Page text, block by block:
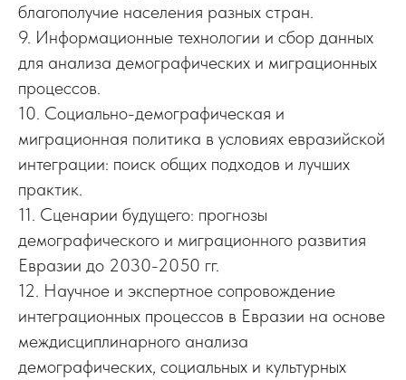
благополучие населения разных стран.
9. Информационные технологии и сбор данных
для анализа демографических и миграционных
процессов.
10. Социально-демографическая и
миграционная политика в условиях евразийской
интеграции: поиск общих подходов и лучших
практик.
11. Сценарии будущего: прогнозы
демографического и миграционного развития
Евразии до 2030-2050 гг.
12. Научное и экспертное сопровождение
интеграционных процессов в Евразии на основе
междисциплинарного анализа
демографических, социальных и культурных